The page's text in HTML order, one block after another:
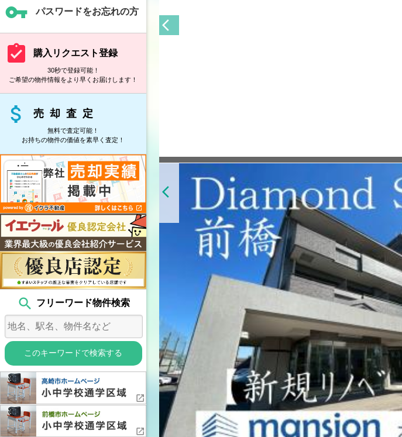
vpn_key パスワードをお忘れの方
assignment_turned_in 購入リクエスト登録
30秒で登録可能！
ご希望の物件情報をより早くお届けします！
attach_money 売却査定
無料で査定可能！
お持ちの物件の価値を素早く査定！
search フリーワード物件検索
arrow_back_ios
arrow_back_ios
【ダイヤモンドスクエア前橋】■新規リノベーション物件■
き■全室クロゼット完備で収納充実！■人気のカウンターキ
緊急対応